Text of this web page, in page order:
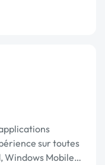
sur toutes
Windows Mobile,